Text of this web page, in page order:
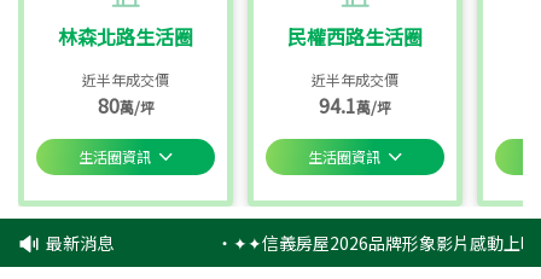
林森北路生活圈
近半年成交價
80萬/坪
生活圈資訊
民權西路生活圈
近半年成交價
94.1萬/坪
生活圈資訊
最新消息 ‧✦✦信義房屋2026品牌形象影片感動上